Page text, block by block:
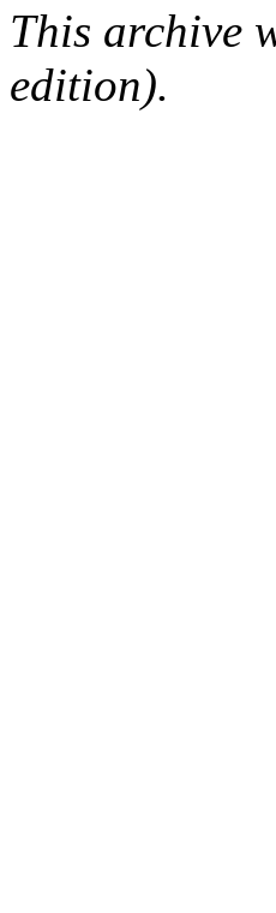
This archive
edition).